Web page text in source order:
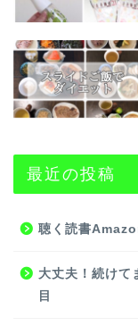
最近の投稿
聴く読書
大丈夫！続けて
目